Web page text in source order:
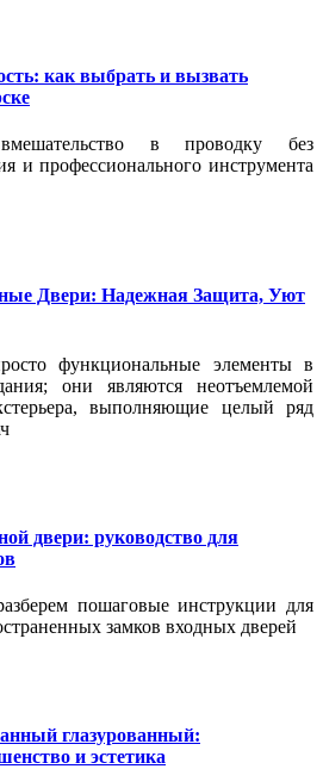
как выбрать и вызвать
вмешательство в проводку без
и профессионального инструмента
Двери: Надежная Защита, Уют
функциональные элементы в
они являются неотъемлемой
выполняющие целый ряд
двери: руководство для
пошаговые инструкции для
замков входных дверей
глазурованный:
и эстетика